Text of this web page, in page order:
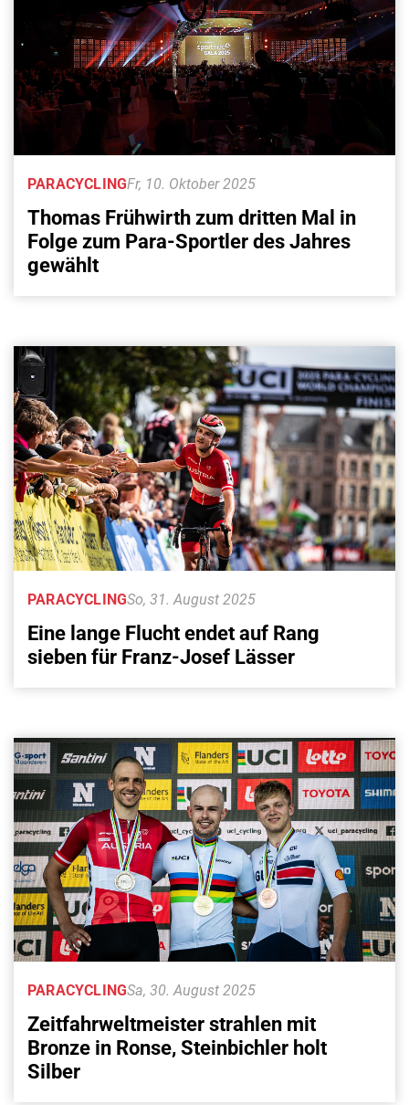
Fr, 10. Oktober 2025
PARACYCLING
Thomas Frühwirth zum dritten Mal in
Folge zum Para-Sportler des Jahres
gewählt
So, 31. August 2025
PARACYCLING
Eine lange Flucht endet auf Rang
sieben für Franz-Josef Lässer
Sa, 30. August 2025
PARACYCLING
Zeitfahrweltmeister strahlen mit
Bronze in Ronse, Steinbichler holt
Silber